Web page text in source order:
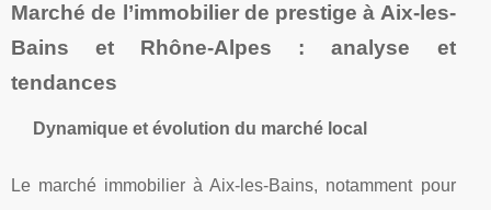
Marché de l’immobilier de prestige à Aix-les-
Bains et Rhône-Alpes : analyse et
tendances
Dynamique et évolution du marché local
Le marché immobilier à Aix-les-Bains, notamment pour